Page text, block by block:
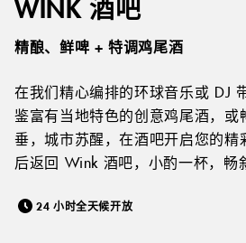
WINK 酒吧
精酿、鲜啤 + 特调鸡尾酒
在我们精心编排的环球音乐或 DJ
鉴富有当地特色的创意鸡尾酒，或
垂，城市苏醒，在酒吧开启您的精
后返回 Wink 酒吧，小酌一杯，畅
24 小时全天候开放